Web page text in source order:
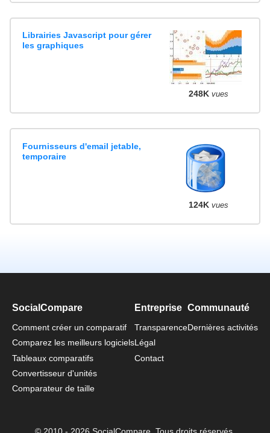
Librairies Javascript pour gérer
les graphiques
248K vues
Fournisseurs d'email jetable,
temporaire
124K vues
SocialCompare
Comment créer un comparatif
Comparez les meilleurs logiciels
Tableaux comparatifs
Convertisseur d'unités
Comparateur de taille
Entreprise
Transparence
Légal
Contact
Communauté
Dernières activités